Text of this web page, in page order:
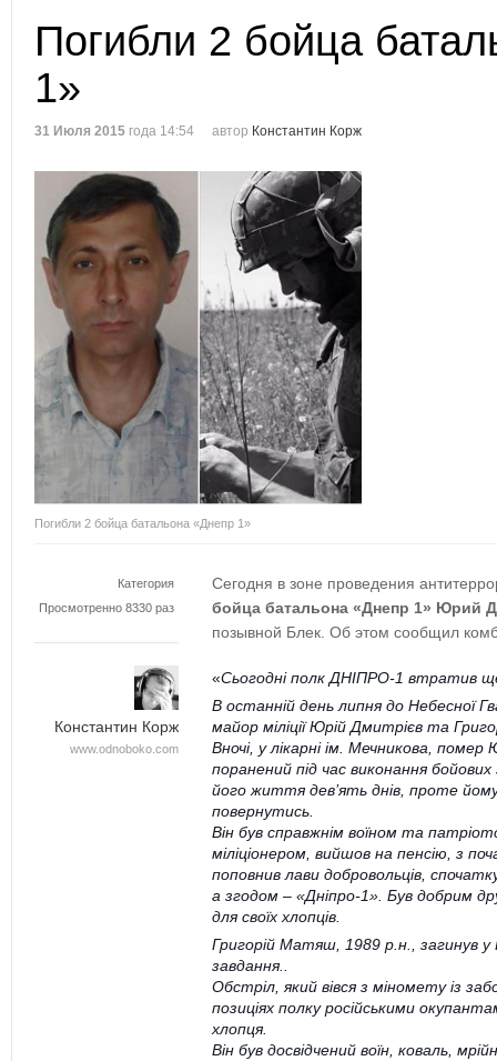
Погибли 2 бойца
1»
31 Июля 2015 года 14:54 автор Константин Корж
Погибли 2 бойца батальона «Днепр 1»
Категория
Просмотренно 8330 раз
Константин Корж
www.odnoboko.com
Сегодня в зоне проведения
бойца батальона «Днепр 1» Юрий
позывной Блек. Об этом сообщил
«Сьогодні полк ДНІПРО-1 втратив
В останній день липня до Небесної
майор міліції Юрій Дмитрієв та
Вночі, у лікарні ім. Мечникова,
поранений під час виконання бойових
його життя дев’ять днів, проте
повернутись.
Він був справжнім воїном та
міліціонером, вийшов на пенсію, з
поповнив лави добровольців,
а згодом – «Дніпро-1». Був добрим
для своїх хлопців.
Григорій Матяш, 1989 р.н., загинув у
завдання..
Обстріл, який вівся з міномету із
позиціях полку російськими
хлопця.
Він був досвідчений воїн, коваль,